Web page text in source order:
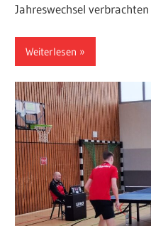
Jahreswechsel verbrachten
Weiterlesen